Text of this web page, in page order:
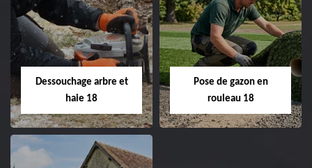
Taille de haie 18
Entreprise taille de haie
18 Cher tel:
02.52.56.49.40
Tonte et réfection
de pelouse 18
Entreprise tonte et
Cher tel: 02.52.56.49.40
Dessouchage arbre et
haie 18
Pose de gazon en
rouleau 18